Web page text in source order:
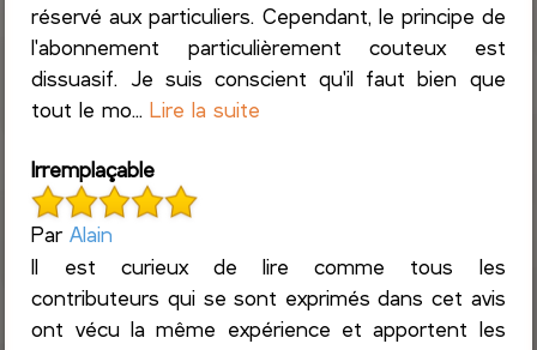
réservé aux particuliers. Cependant, le principe de
l'abonnement particulièrement couteux est
dissuasif. Je suis conscient qu'il faut bien que
tout le mo...Lire la suite
Irremplaçable
ParAlain
Il est curieux de lire comme tous les
contributeurs qui se sont exprimés dans cet avis
ont vécu la même expérience et apportent les